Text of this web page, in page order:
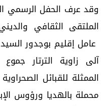
وقد عرف الحفل
الملتقى الثقافي
عامل إقليم بوجدور
آلى زاوية الترتار
الممثلة للقبائل
محملة بالهديا ورؤوس